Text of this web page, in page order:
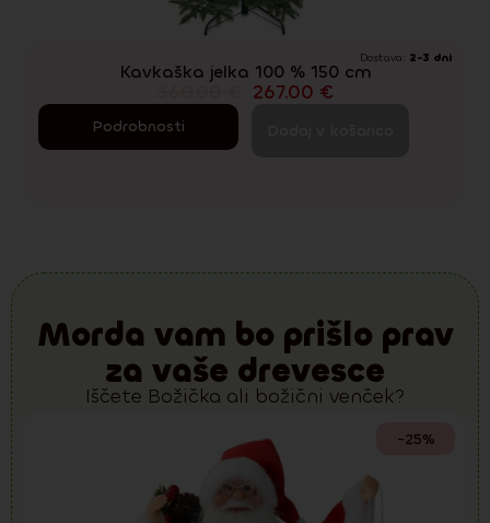
Dostava: 2-3 dni
Kavkaška jelka 100 % 150 cm
267.00 €
Podrobnosti
Morda vam bo prišlo prav
za vaše drevesce
Iščete Božička ali božični venček?
-25%